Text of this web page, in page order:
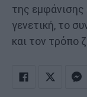
της
γενετική, το
και τον τρόπο